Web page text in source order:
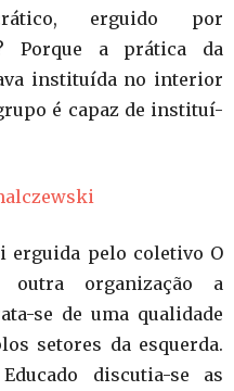
erguido por
Porque a prática da
instituída no interior
é capaz de instituí-
erguida pelo coletivo O
outra organização a
se de uma qualidade
setores da esquerda.
discutia-se as